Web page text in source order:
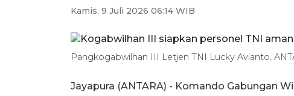
Kamis, 9 Juli 2026 06:14 WIB
Pangkogabwilhan III Letjen TNI Lucky Avianto.
Jayapura (ANTARA) - Komando Gabungan